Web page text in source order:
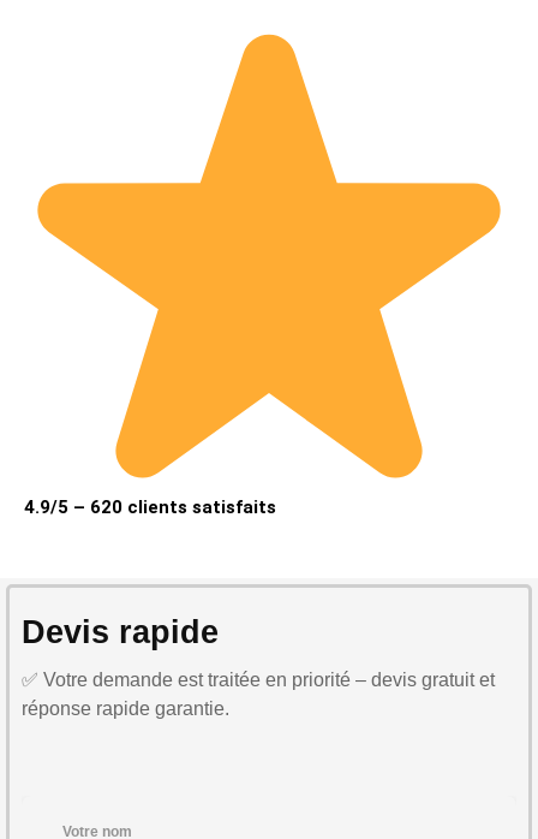
4.9/5 – 620 clients satisfaits
Devis rapide
✅ Votre demande est traitée en priorité – devis gratuit et
réponse rapide garantie.
Votre nom